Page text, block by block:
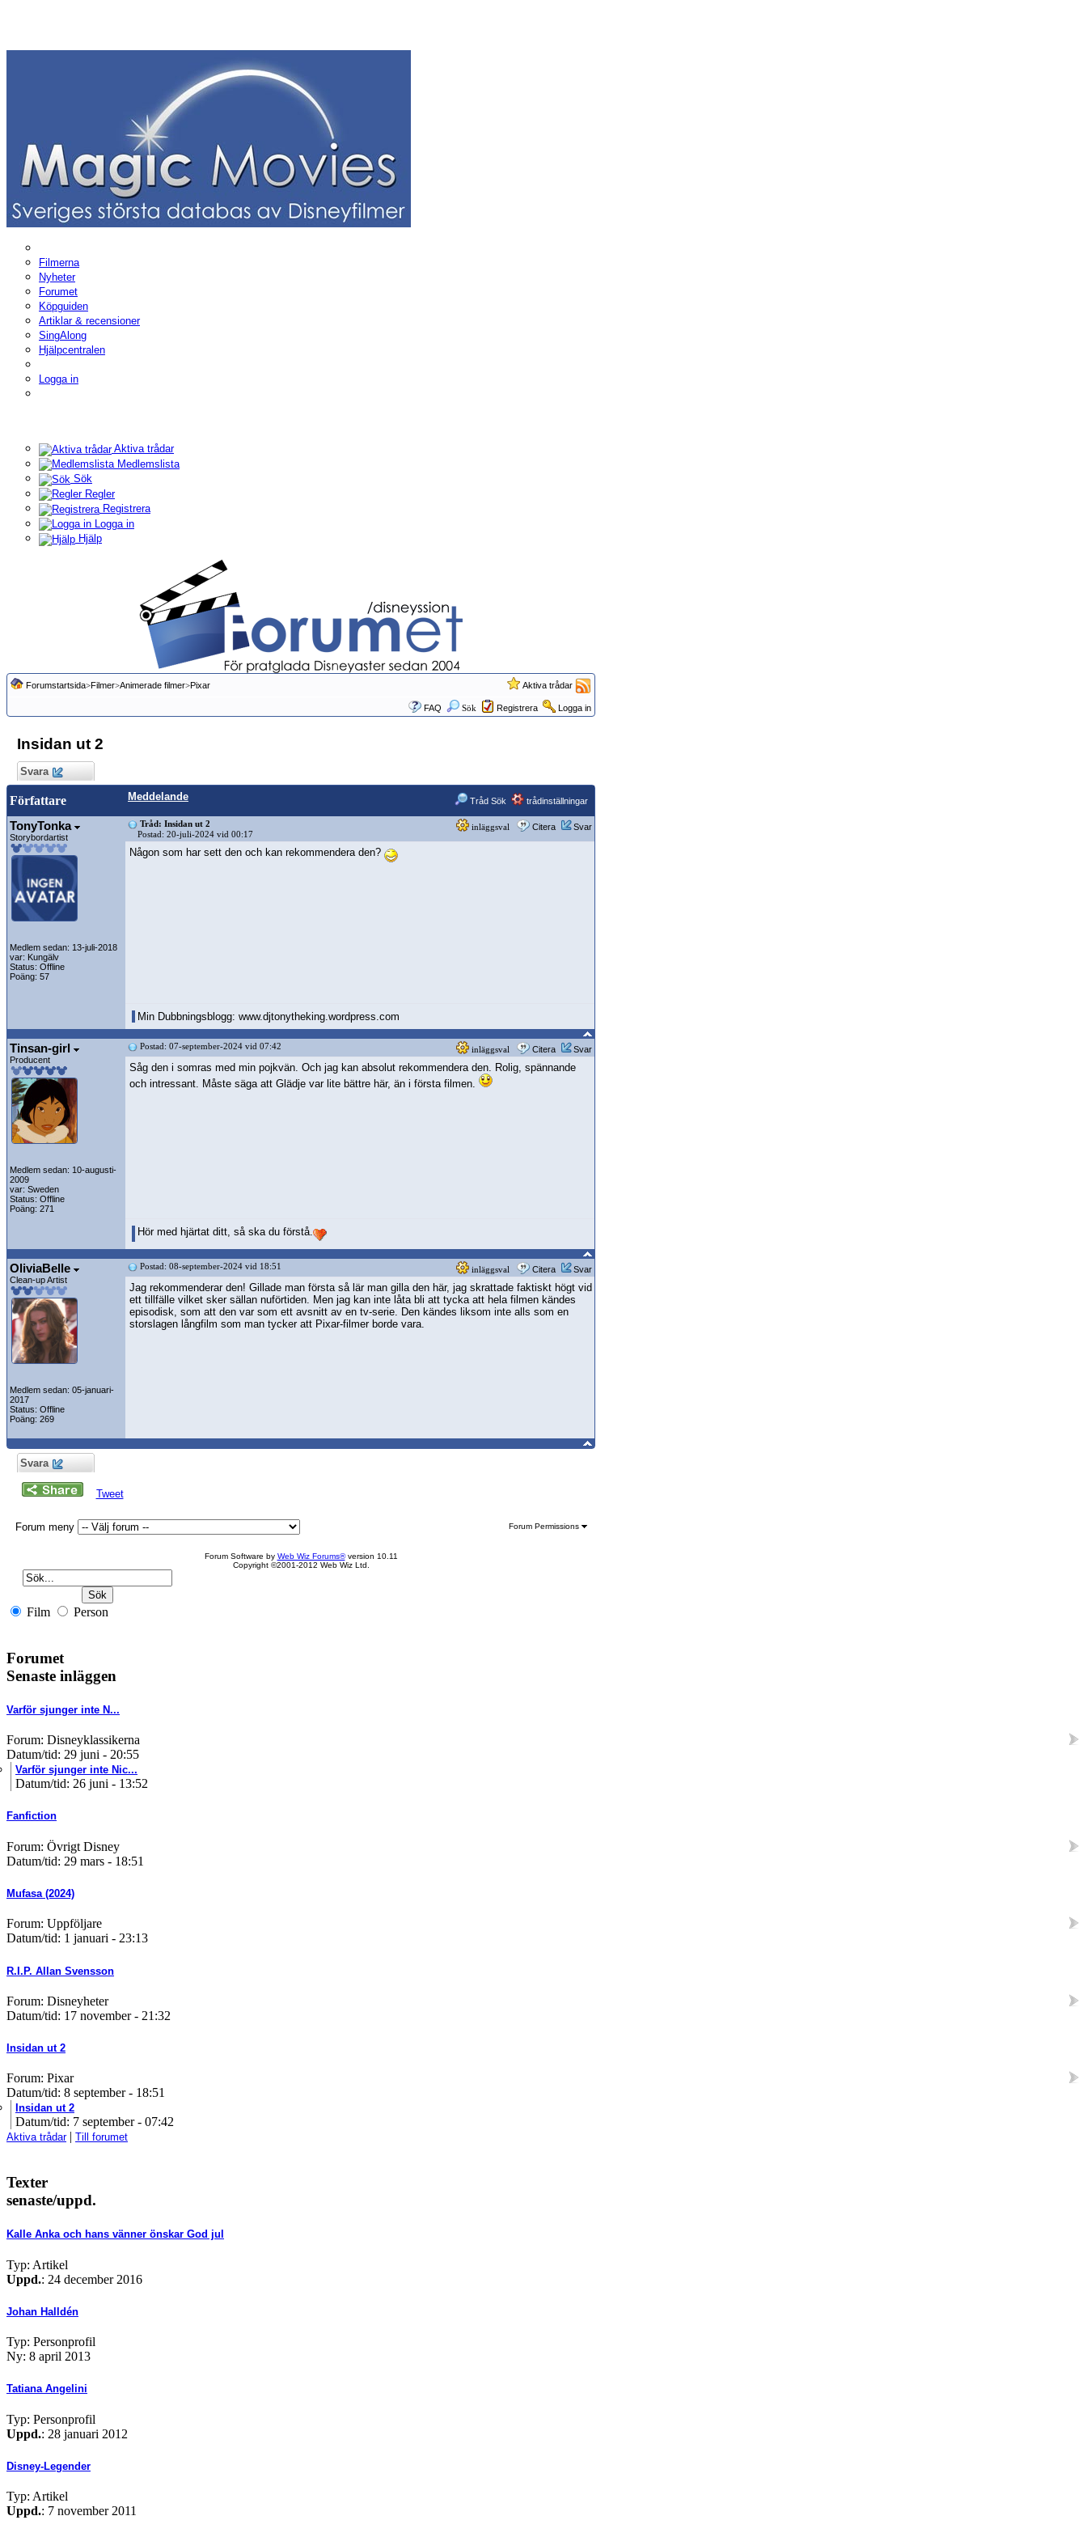
Filmerna
Nyheter
Forumet
Köpguiden
Artiklar & recensioner
SingAlong
Hjälpcentralen
Logga in
Aktiva trådar
Medlemslista
Sök
Regler
Registrera
Logga in
Hjälp
Forumstartsida>Filmer>Animerade filmer>Pixar Aktiva trådar
FAQ Sök Registrera Logga in
Insidan ut 2
Svara
Författare Meddelande Tråd Sök trådinställningar
TonyTonka
Storybordartist
Medlem sedan: 13-juli-2018
var: Kungälv
Status: Offline
Poäng: 57
inläggsval Citera Svar
Tråd: Insidan ut 2
Postad: 20-juli-2024 vid 00:17
Någon som har sett den och kan rekommendera den?
Min Dubbningsblogg: www.djtonytheking.wordpress.com
Tinsan-girl
Producent
Medlem sedan: 10-augusti-
2009
var: Sweden
Status: Offline
Poäng: 271
inläggsval Citera Svar
Postad: 07-september-2024 vid 07:42
Såg den i somras med min pojkvän. Och jag kan absolut rekommendera den. Rolig, spännande
och intressant. Måste säga att Glädje var lite bättre här, än i första filmen.
Hör med hjärtat ditt, så ska du förstå.
OliviaBelle
Clean-up Artist
Medlem sedan: 05-januari-
2017
Status: Offline
Poäng: 269
inläggsval Citera Svar
Postad: 08-september-2024 vid 18:51
Jag rekommenderar den! Gillade man första så lär man gilla den här, jag skrattade faktiskt högt vid
ett tillfälle vilket sker sällan nuförtiden. Men jag kan inte låta bli att tycka att hela filmen kändes
episodisk, som att den var som ett avsnitt av en tv-serie. Den kändes liksom inte alls som en
storslagen långfilm som man tycker att Pixar-filmer borde vara.
Svara
Tweet
Forum meny Forum Permissions
Forum Software by Web Wiz Forums®version 10.11
Copyright ©2001-2012 Web Wiz Ltd.
Film Person
Forumet
Senaste inläggen
Varför sjunger inte N...
Forum: Disneyklassikerna
Datum/tid: 29 juni - 20:55
Varför sjunger inte Nic...
Datum/tid: 26 juni - 13:52
Fanfiction
Forum: Övrigt Disney
Datum/tid: 29 mars - 18:51
Mufasa (2024)
Forum: Uppföljare
Datum/tid: 1 januari - 23:13
R.I.P. Allan Svensson
Forum: Disneyheter
Datum/tid: 17 november - 21:32
Insidan ut 2
Forum: Pixar
Datum/tid: 8 september - 18:51
Insidan ut 2
Datum/tid: 7 september - 07:42
Aktiva trådar| Till forumet
Texter
senaste/uppd.
Kalle Anka och hans vänner önskar God jul
Typ: Artikel
Uppd.: 24 december 2016
Johan Halldén
Typ: Personprofil
Ny: 8 april 2013
Tatiana Angelini
Typ: Personprofil
Uppd.: 28 januari 2012
Disney-Legender
Typ: Artikel
Uppd.: 7 november 2011